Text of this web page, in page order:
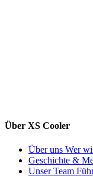
Über XS Cooler
Über uns Wer
Geschichte &
Unser Team